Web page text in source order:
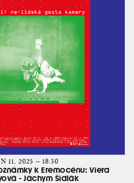
11, 2025 — 18:30
k Eremocénu: Viera
- Jáchym Šidlák